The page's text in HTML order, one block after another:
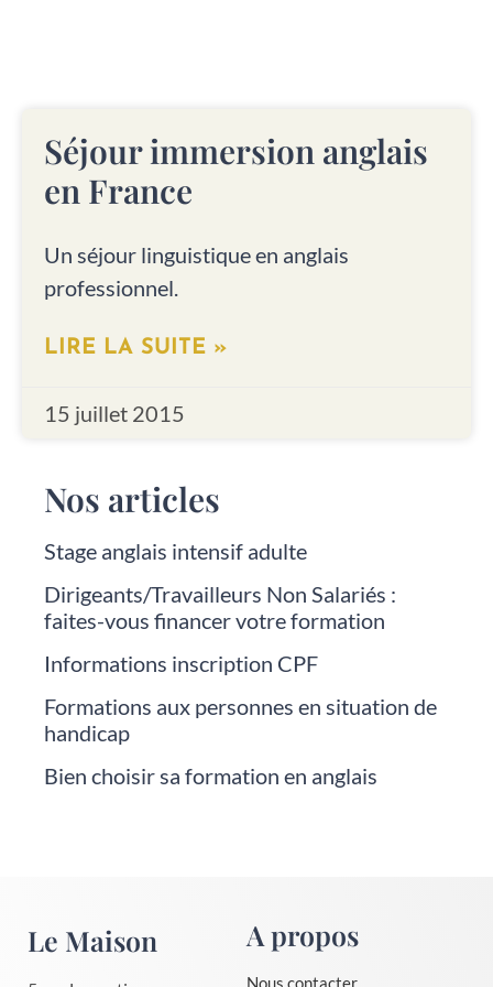
Séjour immersion anglais
en France
Un séjour linguistique en anglais
professionnel.
LIRE LA SUITE »
15 juillet 2015
Nos articles
Stage anglais intensif adulte
Dirigeants/Travailleurs Non Salariés :
faites-vous financer votre formation
Informations inscription CPF
Formations aux personnes en situation de
handicap
Bien choisir sa formation en anglais
Le Maison A propos
Nous contacter